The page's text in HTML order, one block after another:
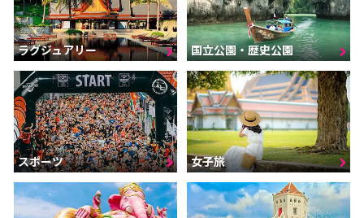
ラグジュアリー 国立公園・歴史公園
スポーツ 女子旅